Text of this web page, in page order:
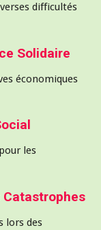
difficultés
Solidaire
économiques
les
Catastrophes
lors des